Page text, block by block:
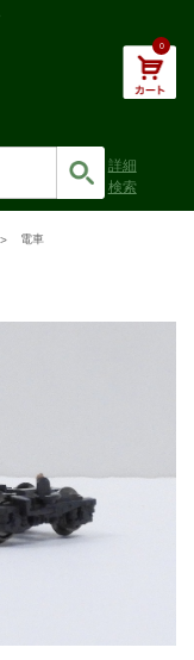
0
詳細
検索
電車